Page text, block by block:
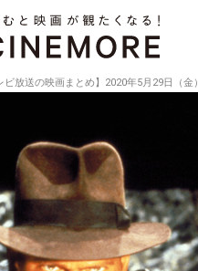
ビ放送の映画まとめ】2020年5月29日（金